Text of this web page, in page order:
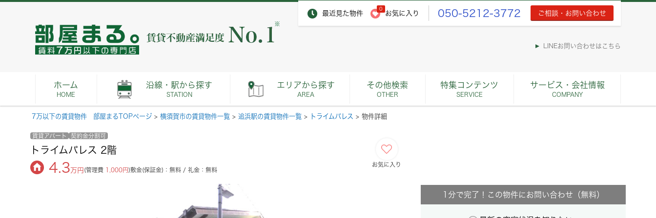
最近見た物件
0
お気に入り 050-5212-3772 ご相談・お問い合わせ
※
LINEお問い合わせはこちら
ホーム
HOME
沿線・駅から探す
STATION
エリアから探す
AREA
その他検索
OTHER
特集コンテンツ
SERVICE
サービス・会社情報
COMPANY
7万以下の賃貸物件 部屋まるTOPページ > 横須賀市の賃貸物件一覧 > 追浜駅の賃貸物件一覧 > トライムパレス > 物件詳細
賃貸アパート 契約金分割可
トライムパレス 2階
4.3 万円 (管理費 1,000円)敷金(保証金)：無料 / 礼金：無料
お気に入り
1分で完了！この物件にお問い合わせ（無料）